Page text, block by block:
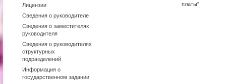
Лицензии
Сведения о руководителе
Сведения о заместителях
руководителя
Сведения о руководителях
структурных
подразделений
Информация о
государственном задании
платы"